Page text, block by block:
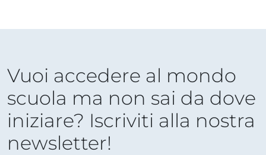
Vuoi accedere al mondo
scuola ma non sai da dove
iniziare? Iscriviti alla nostra
newsletter!